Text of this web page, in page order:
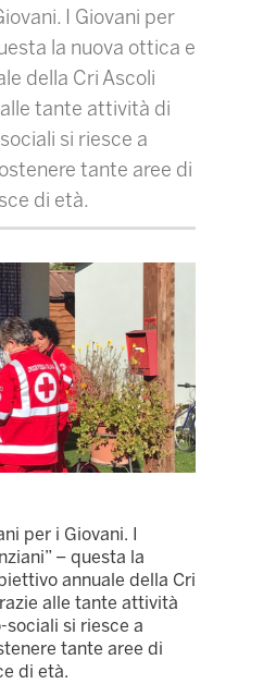
I Giovani per
la nuova ottica e
della Cri Ascoli
tante attività di
si riesce a
tante aree di
di età.
per i Giovani. I
– questa la
annuale della Cri
alle tante attività
si riesce a
tante aree di
di età.